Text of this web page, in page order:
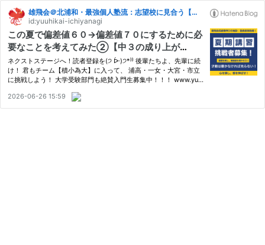
雄飛会＠北浦和・最強個人塾流：志望校に見合う【格】の育て方【偏差値７０突破の流儀】
id:yuuhikai-ichiyanagi
この夏で偏差値６０→偏差値７０にするために必
要なことを考えてみた②【中３の成り上が
り！】
ネクストステージへ！読者登録を(੭ ᐕ)੭*⁾⁾ 後輩たちよ、先輩に続
け！ 君もチーム【積小為大】に入って、 浦高・一女・大宮・市立
に挑戦しよう！ 大学受験部門も絶賛入門生募集中！！！ www.yu-
い 継続力と復習の徹底力を発揮する というお話だった。 偏差…
2026-06-26 15:59